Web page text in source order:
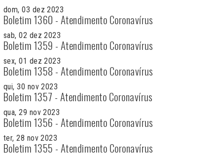
dom, 03 dez 2023
Boletim 1360 - Atendimento Coronavírus
sab, 02 dez 2023
Boletim 1359 - Atendimento Coronavírus
sex, 01 dez 2023
Boletim 1358 - Atendimento Coronavírus
qui, 30 nov 2023
Boletim 1357 - Atendimento Coronavírus
qua, 29 nov 2023
Boletim 1356 - Atendimento Coronavírus
ter, 28 nov 2023
Boletim 1355 - Atendimento Coronavírus